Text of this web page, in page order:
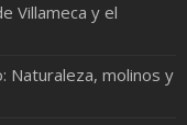
Villameca y el
Naturaleza, molinos y